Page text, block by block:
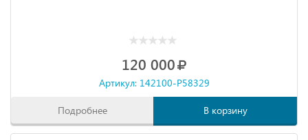
120 000
Артикул: 142100-P58329
Подробнее В корзину